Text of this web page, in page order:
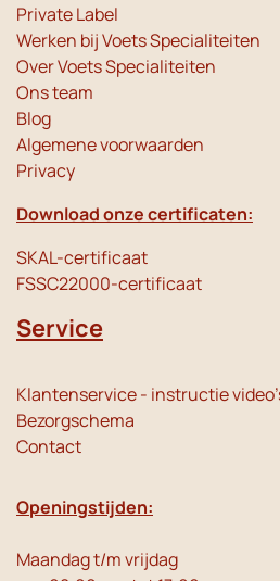
Private Label
Werken bij Voets Specialiteiten
Over Voets Specialiteiten
Ons team
Blog
Algemene voorwaarden
Privacy
Download onze certificaten:
SKAL-certificaat
FSSC22000-certificaat
Service
Klantenservice - instructie
Bezorgschema
Contact
Openingstijden:
Maandag t/m vrijdag